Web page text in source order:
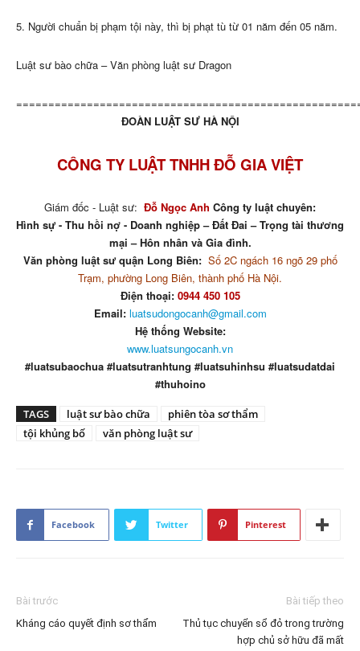
5. Người chuẩn bị phạm tội này, thì bị phạt tù từ 01 năm đến 05 năm.
Luật sư bào chữa – Văn phòng luật sư Dragon
ĐOÀN LUẬT SƯ HÀ NỘI
CÔNG TY LUẬT TNHH ĐỖ GIA VIỆT
Giám đốc - Luật sư: Đỗ Ngọc Anh Công ty luật chuyên:
Hình sự - Thu hồi nợ - Doanh nghiệp – Đất Đai – Trọng tài thương
mại – Hôn nhân và Gia đình.
Văn phòng luật sư quận Long Biên: Số 2C ngách 16 ngõ 29 phố
Trạm, phường Long Biên, thành phố Hà Nội.
Điện thoại: 0944 450 105
Email: luatsudongocanh@gmail.com
Hệ thống Website:
www.luatsungocanh.vn
#luatsubaochua #luatsutranhtung #luatsuhinhsu #luatsudatdai
#thuhoino
TAGS luật sư bào chữa
phiên tòa sơ thẩm
tội khủng bố
văn phòng luật sư
Facebook Twitter Pinterest
Bài trước
Kháng cáo quyết định sơ thẩm
Bài tiếp theo
Thủ tục chuyển sổ đỏ trong trường
hợp chủ sở hữu đã mất